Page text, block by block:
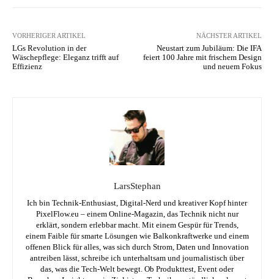
VORHERIGER ARTIKEL
LGs Revolution in der
Wäschepflege: Eleganz trifft auf
Effizienz
NÄCHSTER ARTIKEL
Neustart zum Jubiläum: Die IFA
feiert 100 Jahre mit frischem Design
und neuem Fokus
LarsStephan
Ich bin Technik-Enthusiast, Digital-Nerd und kreativer Kopf hinter
PixelFlow.eu – einem Online-Magazin, das Technik nicht nur
erklärt, sondern erlebbar macht. Mit einem Gespür für Trends,
einem Faible für smarte Lösungen wie Balkonkraftwerke und einem
offenen Blick für alles, was sich durch Strom, Daten und Innovation
antreiben lässt, schreibe ich unterhaltsam und journalistisch über
das, was die Tech-Welt bewegt. Ob Produkttest, Event oder